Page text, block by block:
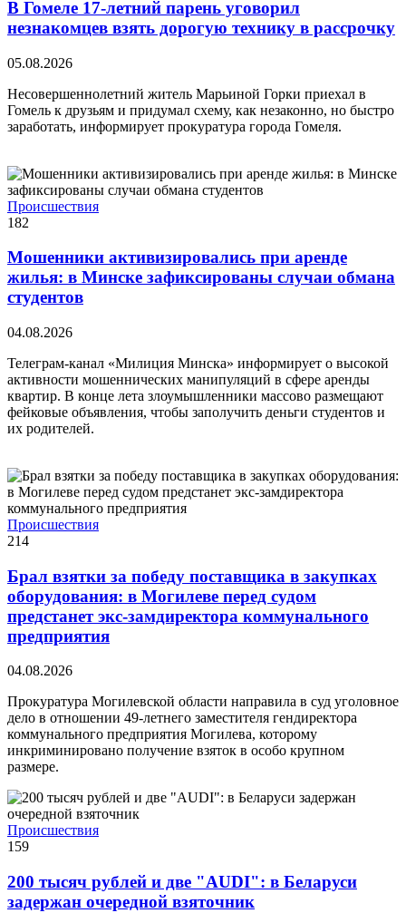
В Гомеле 17-летний парень уговорил
незнакомцев взять дорогую технику в рассрочку
05.08.2026
Несовершеннолетний житель Марьиной Горки приехал в
Гомель к друзьям и придумал схему, как незаконно, но быстро
заработать, информирует прокуратура города Гомеля.
Происшествия
182
Мошенники активизировались при аренде
жилья: в Минске зафиксированы случаи обмана
студентов
04.08.2026
Телеграм-канал «Милиция Минска» информирует о высокой
активности мошеннических манипуляций в сфере аренды
квартир. В конце лета злоумышленники массово размещают
фейковые объявления, чтобы заполучить деньги студентов и
их родителей.
Происшествия
214
Брал взятки за победу поставщика в закупках
оборудования: в Могилеве перед судом
предстанет экс-замдиректора коммунального
предприятия
04.08.2026
Прокуратура Могилевской области направила в суд уголовное
дело в отношении 49-летнего заместителя гендиректора
коммунального предприятия Могилева, которому
инкриминировано получение взяток в особо крупном
размере.
Происшествия
159
200 тысяч рублей и две "AUDI": в Беларуси
задержан очередной взяточник